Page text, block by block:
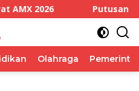
Putusan Bebas Bukan
Olahraga